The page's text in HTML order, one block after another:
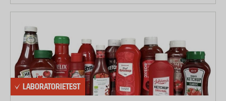
LABORATORIETEST